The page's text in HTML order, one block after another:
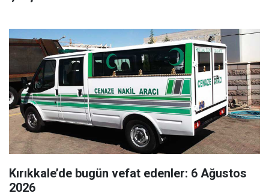
Kırıkkale’de bugün vefat edenler: 6 Ağustos
2026